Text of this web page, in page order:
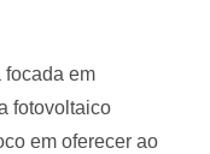
focada em
fotovoltaico
em oferecer ao